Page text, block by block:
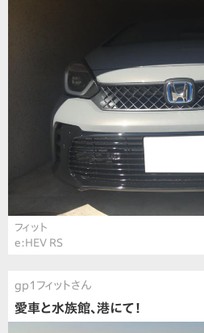
フィット
e:HEV RS
gp1フィットさん
愛車と水族館、港にて！